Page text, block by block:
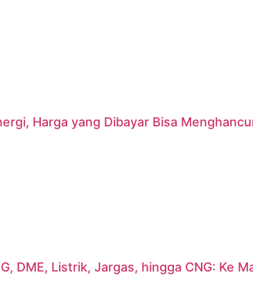
Harga yang Dibayar Bisa
DME, Listrik, Jargas, hingga CNG: Ke